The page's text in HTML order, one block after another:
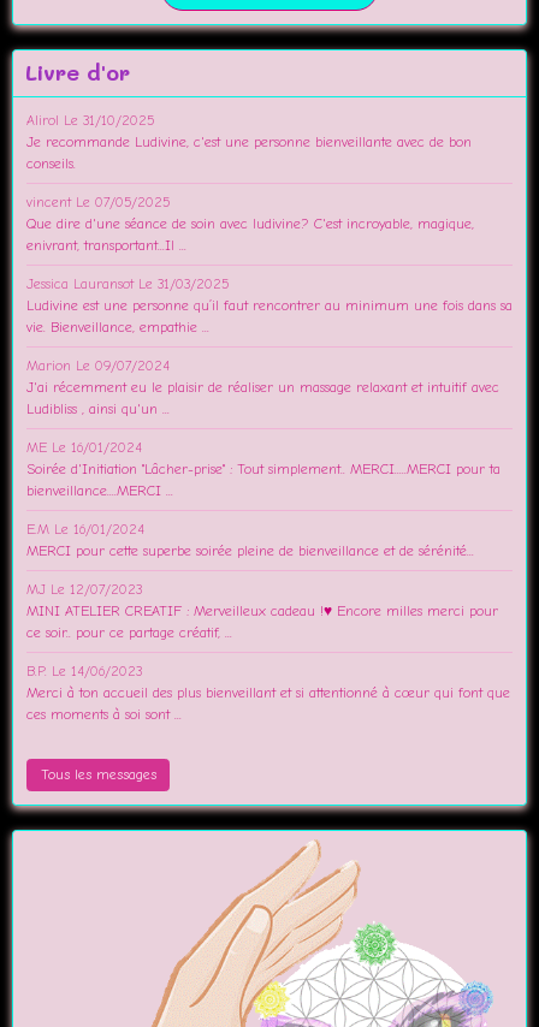
Livre d'or
Alirol Le 31/10/2025
Je recommande Ludivine, c'est une personne bienveillante avec de bon
conseils.
vincent Le 07/05/2025
Que dire d'une séance de soin avec ludivine? C'est incroyable, magique,
enivrant, transportant...Il ...
Jessica Lauransot Le 31/03/2025
Ludivine est une personne qu’il faut rencontrer au minimum une fois dans sa
vie. Bienveillance, empathie ...
Marion Le 09/07/2024
J'ai récemment eu le plaisir de réaliser un massage relaxant et intuitif avec
Ludibliss , ainsi qu'un ...
ME Le 16/01/2024
Soirée d'Initiation "Lâcher-prise" : Tout simplement.. MERCI.....MERCI pour ta
bienveillance....MERCI ...
E.M Le 16/01/2024
MERCI pour cette superbe soirée pleine de bienveillance et de sérénité...
MJ Le 12/07/2023
MINI ATELIER CREATIF : Merveilleux cadeau !♥️ Encore milles merci pour
ce soir.. pour ce partage créatif, ...
B.P. Le 14/06/2023
Merci à ton accueil des plus bienveillant et si attentionné à cœur qui font que
ces moments à soi sont ...
Tous les messages